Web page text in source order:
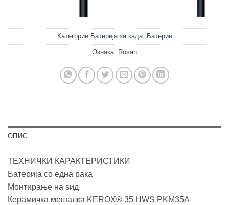
Категории Батерија за када, Батерии
Ознака: Rosan
ОПИС
ТЕХНИЧКИ КАРАКТЕРИСТИКИ
Батерија со една рака
Монтирање на ѕид
Керамичка мешалка KEROX® 35 HWS PKM35A